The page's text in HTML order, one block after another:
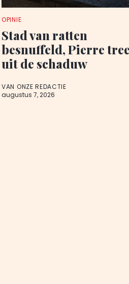
OPINIE
Stad van ratten
besnuffeld, Pierre
uit de schaduw
VAN ONZE REDACTIE
augustus 7, 2026